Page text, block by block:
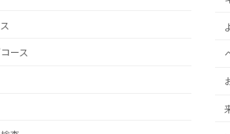
ース